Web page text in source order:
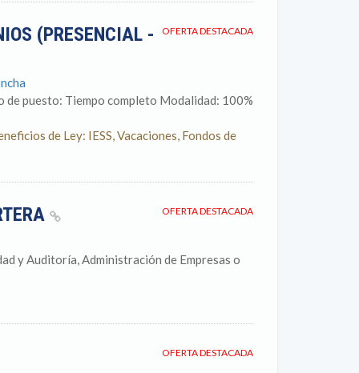
OFERTA DESTACADA
(PRESENCIAL -
puesto: Tiempo completo Modalidad: 100%
de Ley: IESS, Vacaciones, Fondos de
OFERTA DESTACADA
y Auditoría, Administración de Empresas o
OFERTA DESTACADA